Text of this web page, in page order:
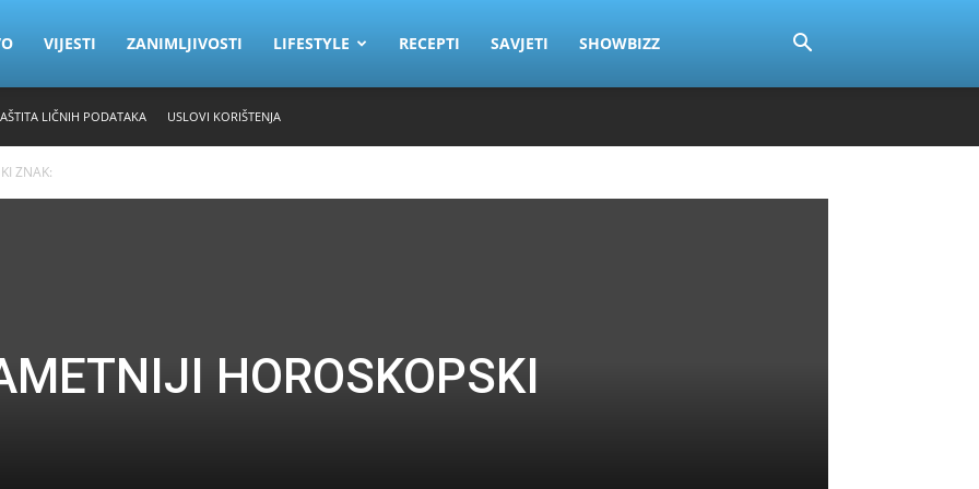
VIJESTI ZANIMLJIVOSTI LIFESTYLE RECEPTI SAVJETI SHOWBIZZ
LIČNIH PODATAKA USLOVI KORIŠTENJA
ZNAK:
HOROSKOPSKI